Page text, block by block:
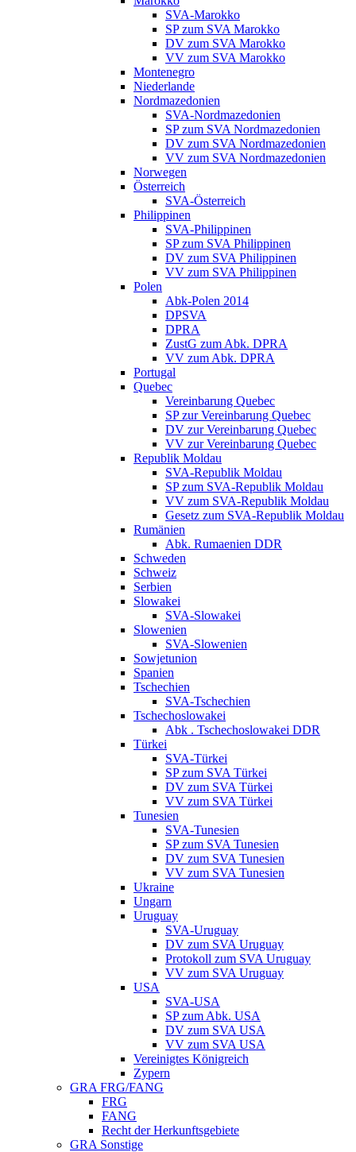
SVA-Marokko
SP zum SVA Marokko
DV zum SVA Marokko
VV zum SVA Marokko
Montenegro
Niederlande
Nordmazedonien
SVA-Nordmazedonien
SP zum SVA Nordmazedonien
DV zum SVA Nordmazedonien
VV zum SVA Nordmazedonien
Norwegen
Österreich
SVA-Österreich
Philippinen
SVA-Philippinen
SP zum SVA Philippinen
DV zum SVA Philippinen
VV zum SVA Philippinen
Polen
Abk-Polen 2014
DPSVA
DPRA
ZustG zum Abk. DPRA
VV zum Abk. DPRA
Portugal
Quebec
Vereinbarung Quebec
SP zur Vereinbarung Quebec
DV zur Vereinbarung Quebec
VV zur Vereinbarung Quebec
Republik Moldau
SVA-Republik Moldau
SP zum SVA-Republik Moldau
VV zum SVA-Republik Moldau
Gesetz zum SVA-Republik Moldau
Rumänien
Abk. Rumaenien DDR
Schweden
Schweiz
Serbien
Slowakei
SVA-Slowakei
Slowenien
SVA-Slowenien
Sowjetunion
Spanien
Tschechien
SVA-Tschechien
Tschechoslowakei
Abk . Tschechoslowakei DDR
Türkei
SVA-Türkei
SP zum SVA Türkei
DV zum SVA Türkei
VV zum SVA Türkei
Tunesien
SVA-Tunesien
SP zum SVA Tunesien
DV zum SVA Tunesien
VV zum SVA Tunesien
Ukraine
Ungarn
Uruguay
SVA-Uruguay
DV zum SVA Uruguay
Protokoll zum SVA Uruguay
VV zum SVA Uruguay
USA
SVA-USA
SP zum Abk. USA
DV zum SVA USA
VV zum SVA USA
Vereinigtes Königreich
Zypern
GRA FRG/FANG
FRG
FANG
Recht der Herkunftsgebiete
GRA Sonstige